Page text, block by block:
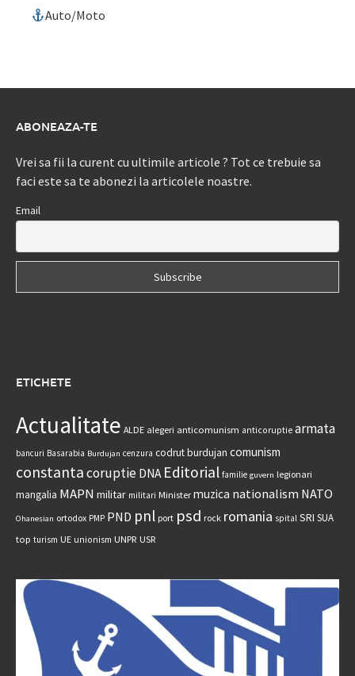
Auto/Moto
ABONEAZA-TE
Vrei sa fii la curent cu ultimile articole ? Tot ce trebuie sa
faci este sa te abonezi la articolele noastre.
Email
ETICHETE
Actualitate ALDE alegeri anticomunism anticoruptie armata
bancuri Basarabia Burdujan cenzura codrut burdujan comunism
constantacoruptie DNA Editorial familie guvern legionari
mangalia MAPN militar militari Minister muzica nationalism NATO
Ohanesian ortodox PMP PND pnl port psd rock romania spital SRI SUA
top turism UE unionism UNPR USR